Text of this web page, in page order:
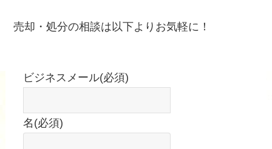
売却・処分の相談は以下よりお気軽に！
ビジネスメール(必須)
名 (必須)